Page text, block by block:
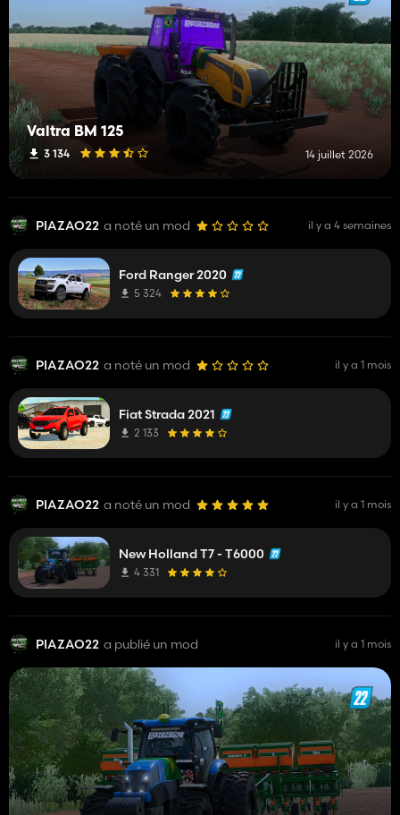
Valtra BM 125
3 134 14 juillet 2026
PIAZAO22 a noté un mod il y a 4 semaines
Ford Ranger 2020
5 324
PIAZAO22 a noté un mod il y a 1 mois
Fiat Strada 2021
2 133
PIAZAO22 a noté un mod il y a 1 mois
New Holland T7 - T6000
4 331
PIAZAO22 a publié un mod il y a 1 mois